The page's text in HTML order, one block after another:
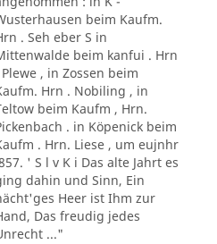
beim Kaufm.
. Seh eber S in
beim kanfui . Hrn
Plewe , in Zossen beim
Hrn . Nobiling , in
beim Kaufm , Hrn.
. in Köpenick beim
. Hrn. Liese , um eujnhr
' S l v K i Das alte Jahrt es
dahin und Sinn, Ein
Heer ist Ihm zur
Das freudig jedes
..."